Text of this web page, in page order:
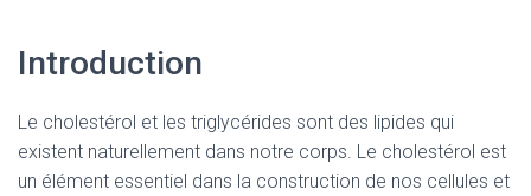
Introduction
Le cholestérol et les triglycérides sont des lipides qui
existent naturellement dans notre corps. Le cholestérol est
un élément essentiel dans la construction de nos cellules et